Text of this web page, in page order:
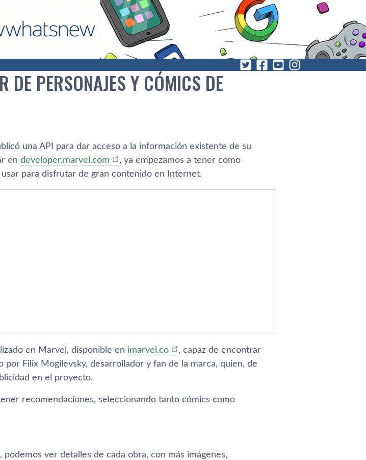
DE PERSONAJES Y CÓMICS DE
una API para dar acceso a la información existente de su
en developer.marvel.com
, ya empezamos a tener como
para disfrutar de gran contenido en Internet.
en Marvel, disponible en imarvel.co
, capaz de encontrar
por Filix Mogilevsky, desarrollador y fan de la marca, quien, de
en el proyecto.
recomendaciones, seleccionando tanto cómics como
ver detalles de cada obra, con más imágenes,